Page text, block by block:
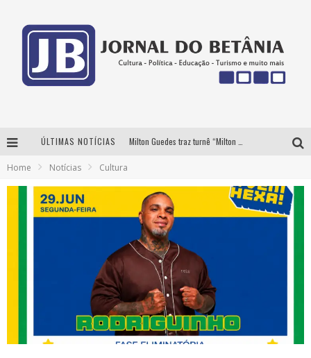
ÚLTIMAS NOTÍCIAS
Circuito Minas Musical chega a Sabará com show gratuito de Thiago Delegado, Nath Rodrigues e Tulio Araujo
Home Notícias Cultura